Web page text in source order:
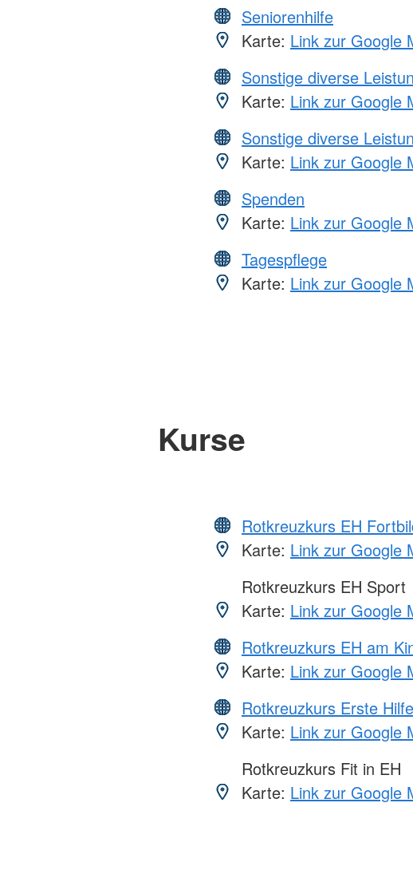
Seniorenhilfe
Karte: Link zur Google
Sonstige diverse
Karte: Link zur Google
Sonstige diverse
Karte: Link zur Google
Spenden
Karte: Link zur Google
Tagespflege
Karte: Link zur Google
Kurse
Rotkreuzkurs EH
Karte: Link zur Google
Rotkreuzkurs EH Sport
Karte: Link zur Google
Rotkreuzkurs EH am
Karte: Link zur Google
Rotkreuzkurs Erste Hilfe
Karte: Link zur Google
Rotkreuzkurs Fit in EH
Karte: Link zur Google